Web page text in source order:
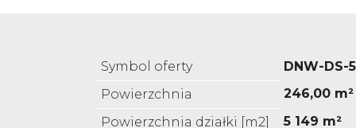
Symbol oferty
DNW-DS-
Powierzchnia
246,00 m²
Powierzchnia działki [m2]
5 149 m²